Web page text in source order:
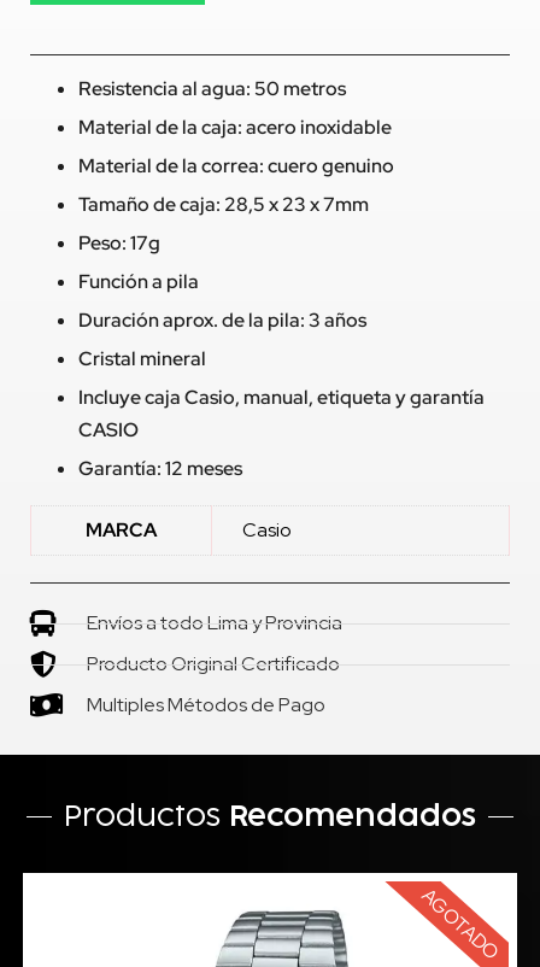
Resistencia al agua: 50 metros
Material de la caja: acero inoxidable
Material de la correa: cuero genuino
Tamaño de caja: 28,5 x 23 x 7mm
Peso: 17g
Función a pila
Duración aprox. de la pila: 3 años
Cristal mineral
Incluye caja Casio, manual, etiqueta y garantía
CASIO
Garantía: 12 meses
MARCA Casio
Envíos a todo Lima y Provincia
Producto Original Certificado
Multiples Métodos de Pago
Productos Recomendados
AGOTADO